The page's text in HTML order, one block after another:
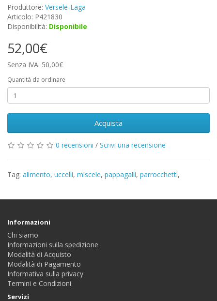
Produttore: Versele-Laga
Articolo: P421830
Disponibilità: Disponibile
52,00€
Senza IVA: 50,00€
Quantità da ordinare
Acquista
0 recensioni / Scrivi una recensione
Tag: alimento, uccelli, miscele, pappagalli, parrocchetti,
Informazioni
Chi siamo
Informazioni sulla spedizione
Modalità di Acquisto
Modalità di Pagamento
Informativa sulla privacy
Termini e Condizioni
Servizi